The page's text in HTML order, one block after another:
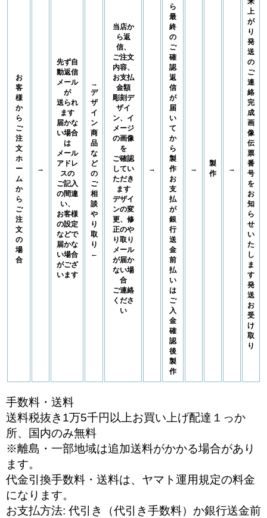
お
客
様
か
ら
ご
注
文
ホ
ー
ム
か
ら
ご
注
文
の
場
合
→
先ず自
動返信
メール
が
送られ
ます
届かな
い場合
は
メール
アドレ
スの
ご記入
の間違
い、
お客様
の設定
などで
届かな
い場合
がござ
います
→
デ
ザ
イ
ン
商
品
な
ど
の
ご
相
談
や
り
取
り
←
当店か
ら返
信、
ご注文
内容、
お支払
金額
彫刻デ
ザイ
ン、イ
メージ
の画像
を
ご確認
してい
ただき
ます
デザイ
ンの変
更、修
正のや
り取り
メール
が届か
ない場
合
ご連絡
くださ
い
→
ら
最
終
の
ご
確
認
返
信
が
届
い
て
か
ら
製
作
お
支
払
が
銀
行
送
金
前
払
い
は
ご
入
金
確
認
後
製
作
→
製
作
→
上
が
り
発
送
の
ご
連
絡
完
成
画
像
伝
票
番
号
を
お
知
ら
せ
い
た
し
ま
す
発
送
お
受
け
取
り
手数料・送料
送料税抜き1万5千円以上お買い上げ配達１っか
所、国内のみ無料
※離島・一部地域は追加送料がかかる場合があり
ます。
代金引換手数料・送料は、ヤマト運用規定の料金
になります。
お支払方法: 代引き（代引き手数料）か銀行送金前